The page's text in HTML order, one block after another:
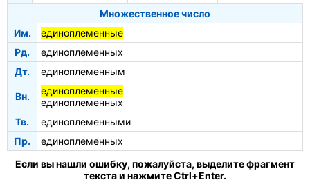
Множественное число
Им.
единоплеменные
Рд.
единоплеменных
Дт.
единоплеменным
Вн.
единоплеменные
единоплеменных
Тв.
единоплеменными
Пр.
единоплеменных
Если вы нашли ошибку, пожалуйста, выделите фрагмент
текста и нажмите Ctrl+Enter.